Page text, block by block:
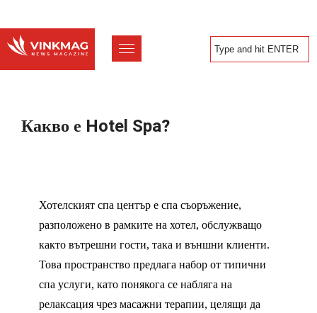
Какво е Hotel Spa?
Хотелският спа център е спа съоръжение,
разположено в рамките на хотел, обслужващо
както вътрешни гости, така и външни клиенти.
Това пространство предлага набор от типични
спа услуги, като понякога се набляга на
релаксация чрез масажни терапии, целящи да